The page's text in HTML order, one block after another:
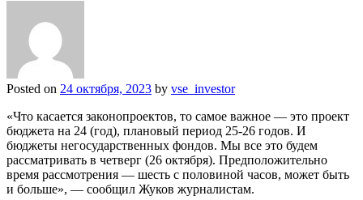
Posted on 24 октября, 2023 by vse_investor
«Что касается законопроектов, то самое важное — это проект
бюджета на 24 (год), плановый период 25-26 годов. И
бюджеты негосударственных фондов. Мы все это будем
рассматривать в четверг (26 октября). Предположительно
время рассмотрения — шесть с половиной часов, может быть
и больше», — сообщил Жуков журналистам.